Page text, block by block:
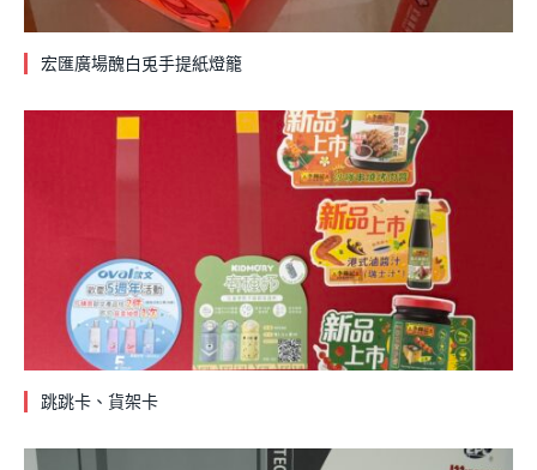
宏匯廣場醜白兎手提紙燈籠
跳跳卡、貨架卡